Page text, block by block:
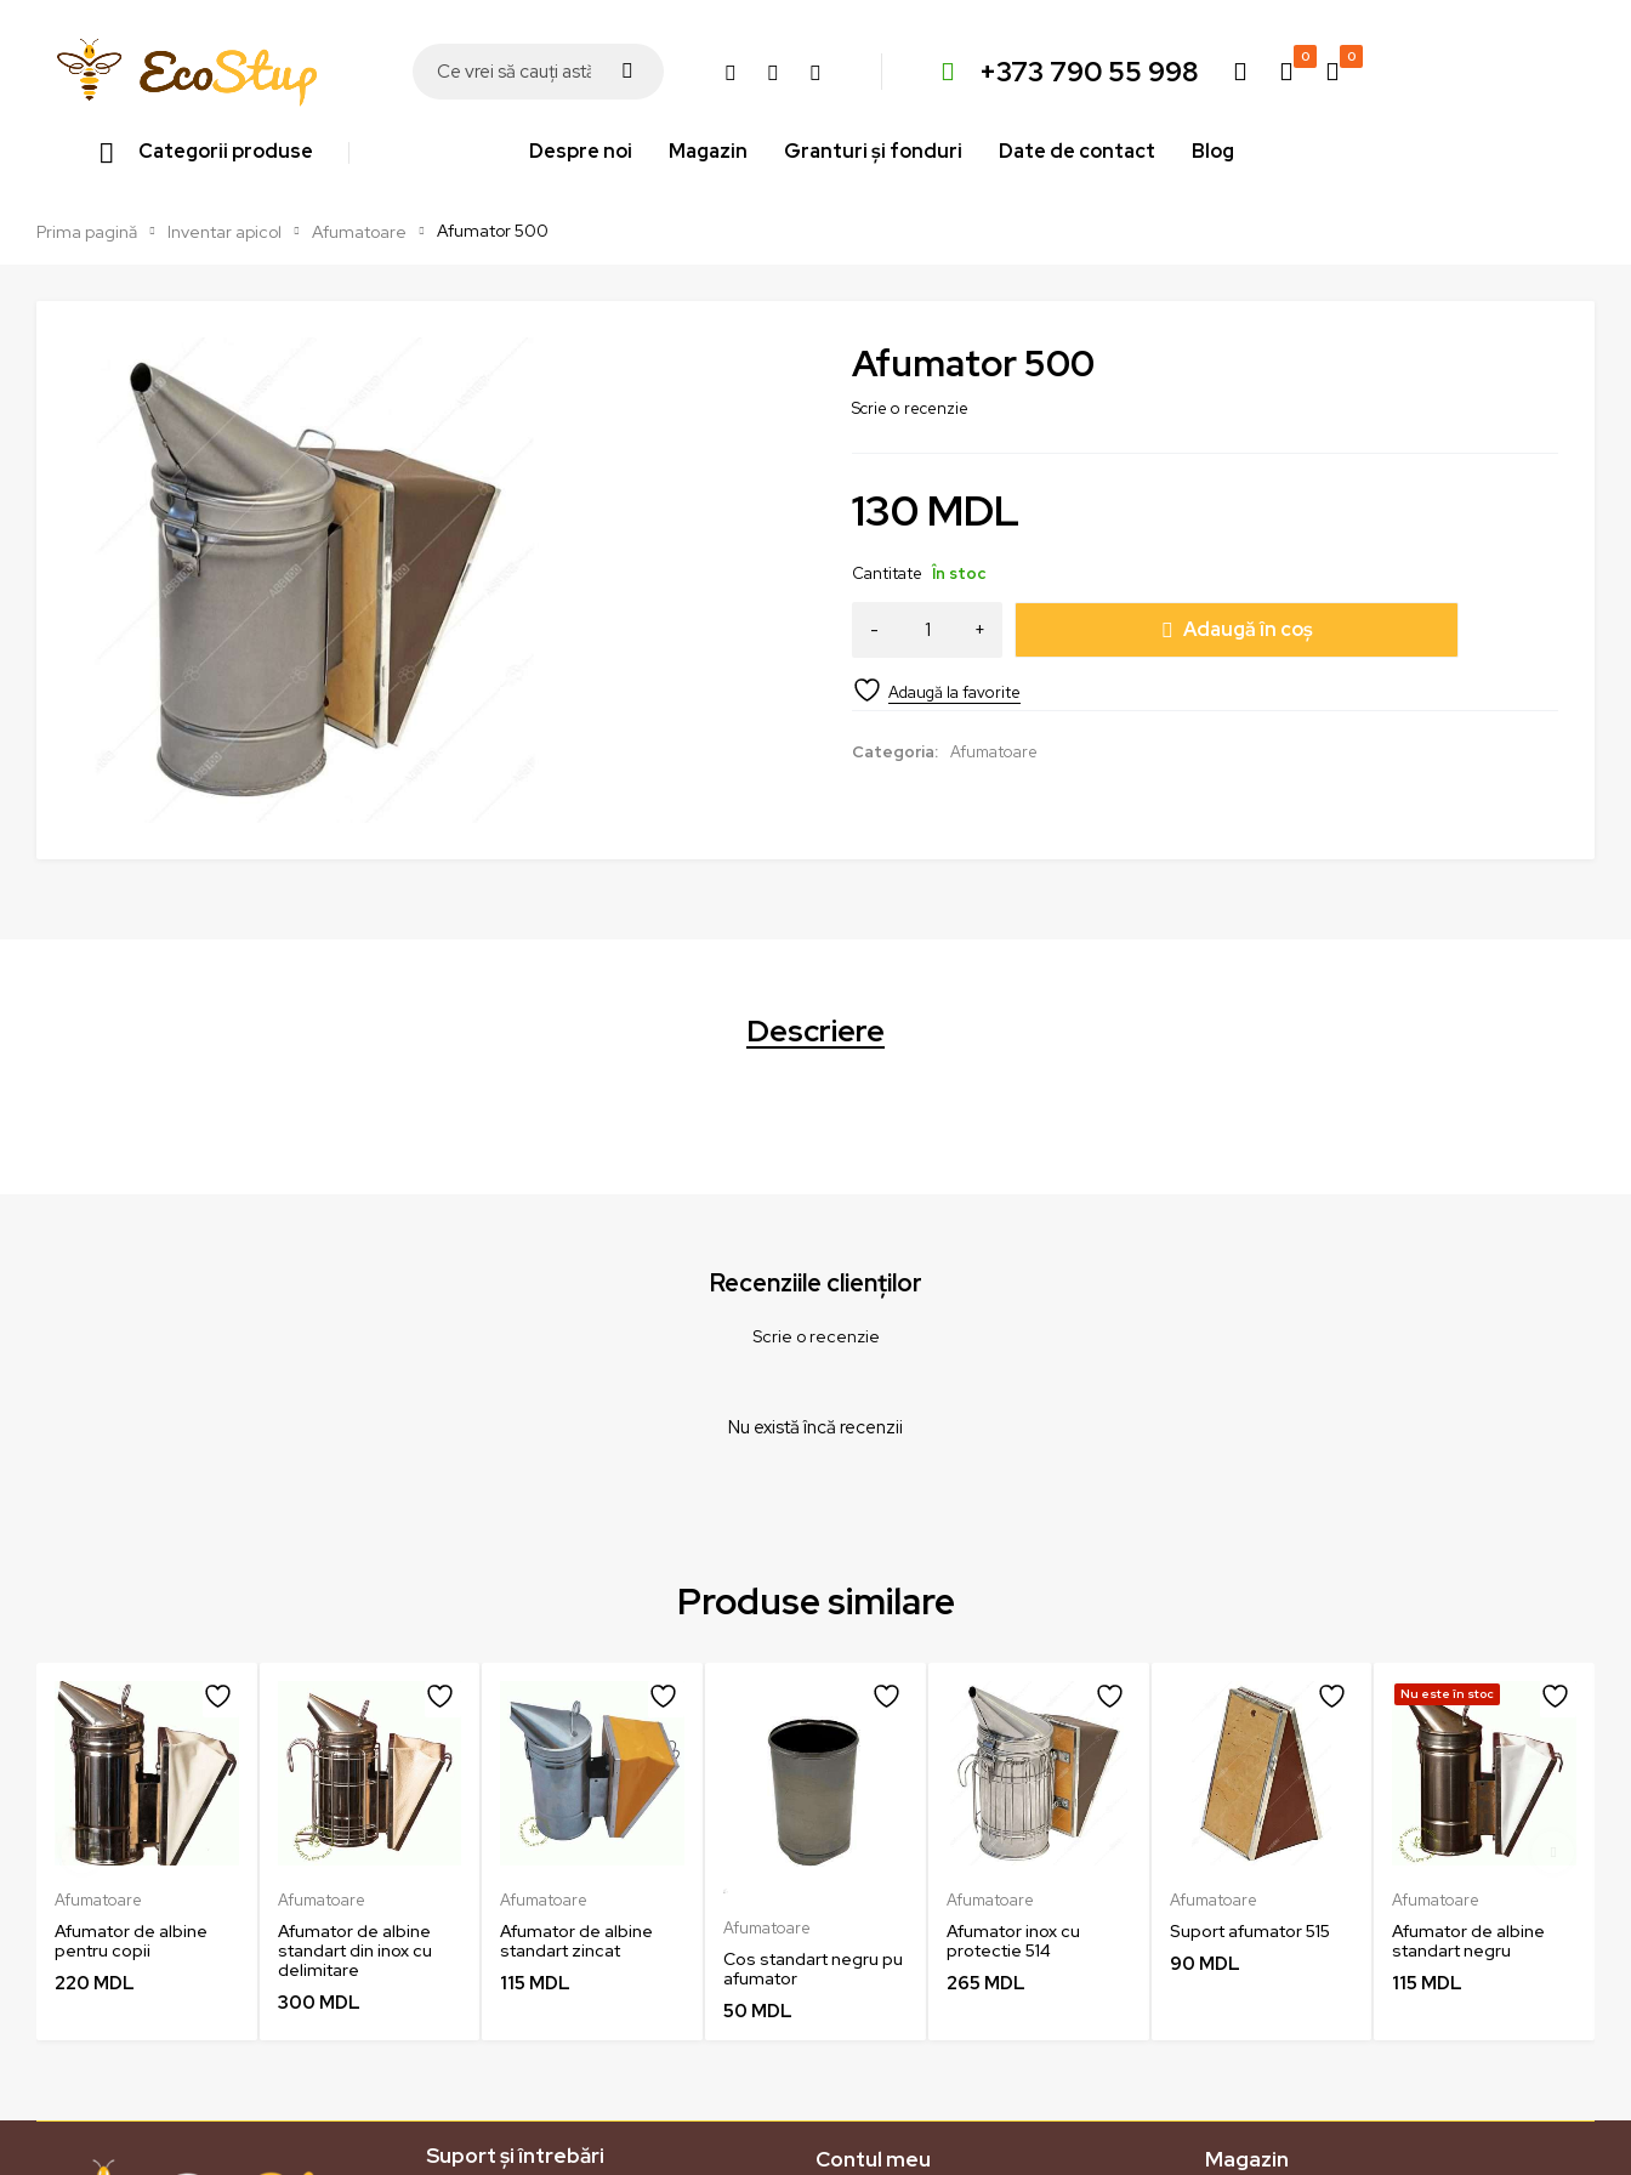
+373 790 55 998 0 0
Categorii produse Despre noi Magazin Granturi și fonduri Date de contact Blog
Prima pagină Inventar apicol Afumatoare Afumator 500
Afumator 500
Scrie o recenzie
130 MDL
Cantitate În stoc
Adaugă în coș
Categoria: Afumatoare
Descriere
Recenziile clienților
Scrie o recenzie
Nu există încă recenzii
Produse similare
Afumatoare
Afumator de albine
pentru copii
220 MDL
Afumatoare
Afumator de albine
standart din inox cu
delimitare
300 MDL
Afumatoare
Afumator de albine
standart zincat
115 MDL
Afumatoare
Cos standart negru pu
afumator
50 MDL
Afumatoare
Afumator inox cu
protectie 514
265 MDL
Afumatoare
Suport afumator 515
90 MDL
Nu este în stoc
Afumatoare
Afumator de albine
standart negru
115 MDL
Suport și întrebări Contul meu Magazin